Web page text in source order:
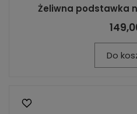
Żeliwna podstawka
Do